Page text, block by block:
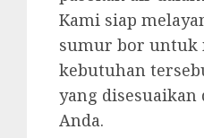
Kami siap
sumur bor untuk
kebutuhan
yang
Anda.